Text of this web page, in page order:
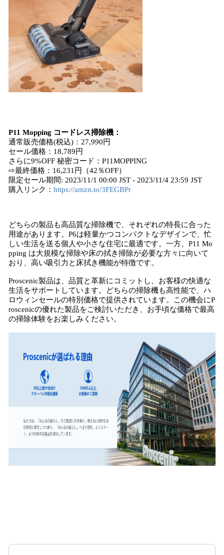
P11 Mopping コードレス掃除機：
通常販売価格(税込)：27,990円
セール価格：18,789円
さらに9%OFF 秘密コード：P11MOPPING
⇨最終価格：16,231円（42％OFF）
限定セール期間: 2023/11/1 00:00 JST - 2023/11/4 23:59 JST
購入リンク： https://amzn.to/3FEGBPr
どちらの製品も高品質な掃除機で、それぞれの特長に合った
用途があります。P6は軽量かつコンパクトなデザインで、忙
しい生活を送る個人や小さな住宅に最適です。一方、P11 Mo
pping は大規模な掃除や床の拭き掃除が必要な方々に向いて
おり、高い吸引力と床拭き機能が特徴です。
Proscenic製品は、品質と革新にコミットし、お客様の快適な
生活をサポートしています。どちらの掃除機も高性能で、ハ
ロウィンセールの特別価格で提供されています。この機会にP
roscenicの優れた製品をご検討いただき、お手頃な価格で最高
の掃除体験をお楽しみください。